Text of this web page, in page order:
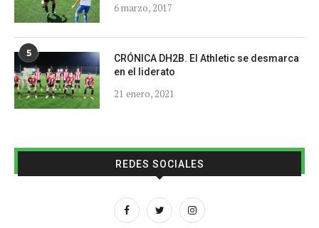
6 marzo, 2017
5
CRÓNICA DH2B. El Athletic se desmarca
en el liderato
21 enero, 2021
REDES SOCIALES